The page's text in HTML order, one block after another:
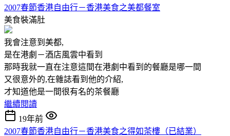
2007春節香港自由行－香港美食之美都餐室
美食裝滿肚
我會注意到美都,
是在港劇－酒店風雲中看到
那時我就一直在注意這間在港劇中看到的餐廳是哪一間
又很意外的,在雜誌看到他的介紹,
才知道他是一間很有名的茶餐廳
繼續閱讀
19年前
2007春節香港自由行－香港美食之得如茶樓（已結業）